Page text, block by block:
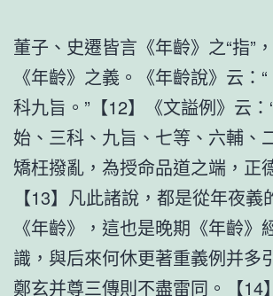
董子、史遷皆言《年齡》之“指”
《年齡》之義。《年齡說》云：
科九旨。”【12】《文謚例》云
始、三科、九旨、七等、六輔、
矯枉撥亂，為授命品道之端，正
【13】凡此諸說，都是從年夜義
《年齡》，這也是晚期《年齡》
識，與后來何休更著重義例并多
鄭玄并尊三傳則不盡雷同。【14】